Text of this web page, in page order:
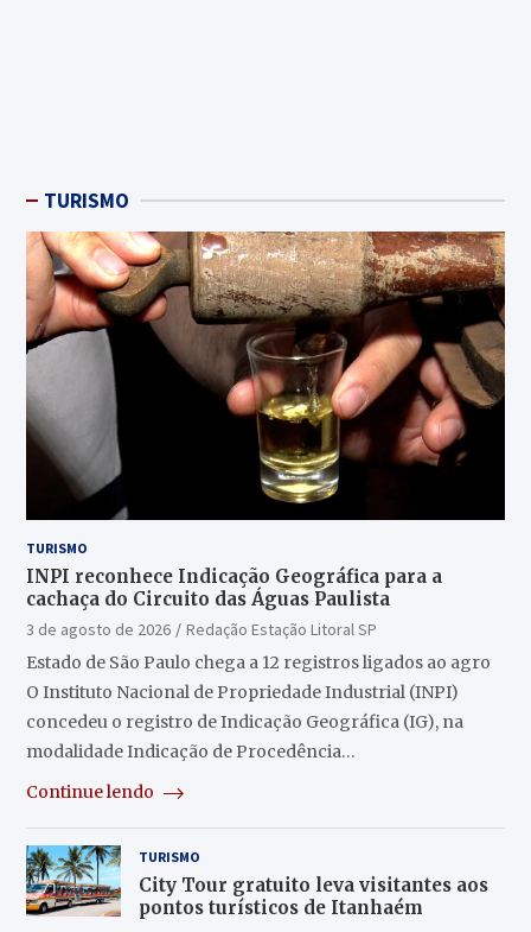
TURISMO
TURISMO
INPI reconhece Indicação Geográfica para a
cachaça do Circuito das Águas Paulista
3 de agosto de 2026
Redação Estação Litoral SP
Estado de São Paulo chega a 12 registros ligados ao agro
O Instituto Nacional de Propriedade Industrial (INPI)
concedeu o registro de Indicação Geográfica (IG), na
modalidade Indicação de Procedência…
Continue lendo
TURISMO
City Tour gratuito leva visitantes aos
pontos turísticos de Itanhaém